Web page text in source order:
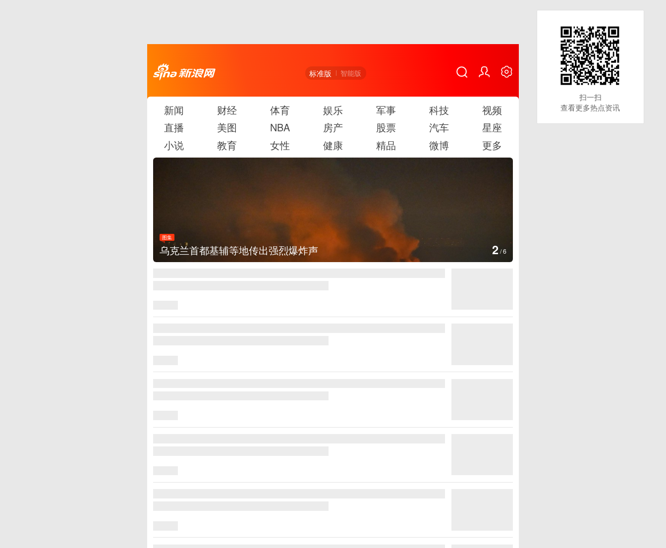
标准版 智能版
新闻 财经 体育 娱乐 军事 科技
视频
直播
美图 NBA 房产 股票 汽车
星座
小说
教育 女性 健康 精品 微博 更多
美国：肯尼迪宣布医疗改革新举措 3 /6
扫一扫
查看更多热点资讯
扫一扫
查看更多热点资讯